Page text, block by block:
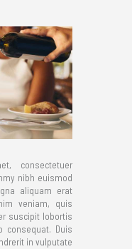
consectetuer
nibh euismod
aliquam erat
veniam, quis
suscipit lobortis
Duis
in vulputate